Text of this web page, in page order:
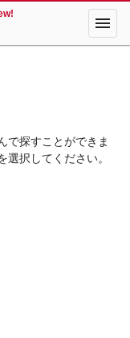
menu
で探すことができま
択してください。